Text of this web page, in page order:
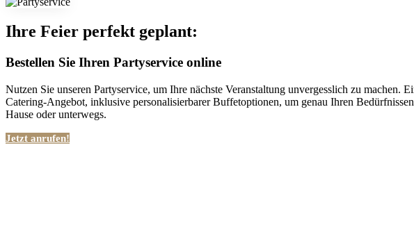
Ihre Feier perfekt geplant:
Bestellen Sie Ihren Partyservice online
Nutzen Sie unseren Partyservice, um Ihre nächste Veranstaltung unvergesslich zu
Catering-Angebot, inklusive personalisierbarer Buffetoptionen, um genau Ihren
Hause oder unterwegs.
Jetzt anrufen!